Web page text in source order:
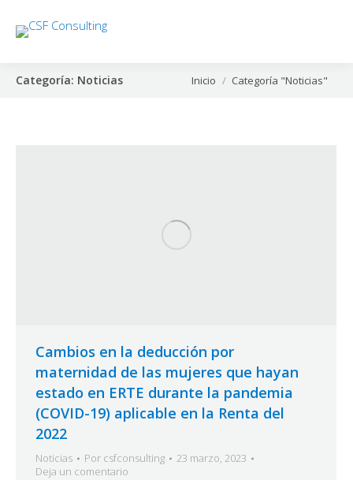
Categoría: Noticias Estás aquí:
Inicio Categoría "Noticias"
Cambios en la deducción por
maternidad de las mujeres que hayan
estado en ERTE durante la pandemia
(COVID-19) aplicable en la Renta del
2022
Noticias Por csfconsulting
23 marzo, 2023
Deja un comentario